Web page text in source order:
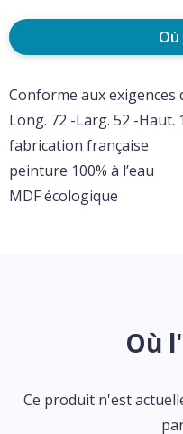
Conforme aux exigences
Long. 72 -Larg. 52 -Haut.
fabrication française
peinture 100% à l’eau
MDF écologique
Où
Ce produit n'est